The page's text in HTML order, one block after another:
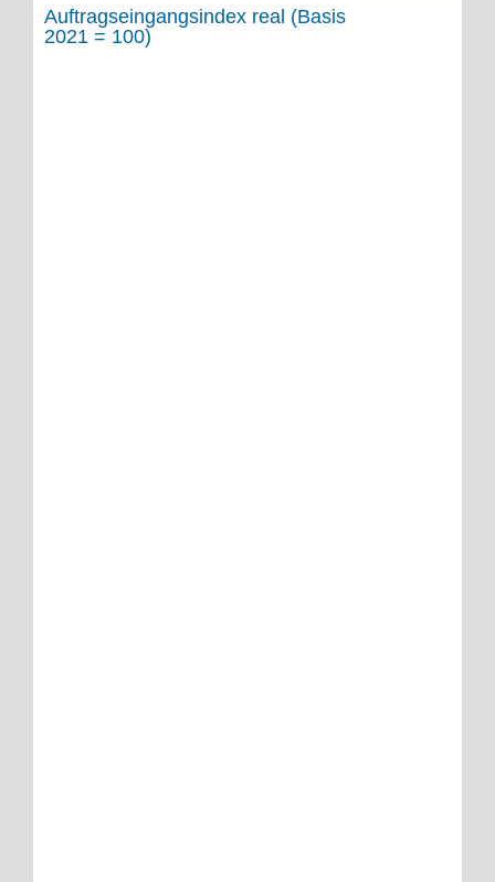
Auftragseingangsindex real (Basis
2021 = 100)